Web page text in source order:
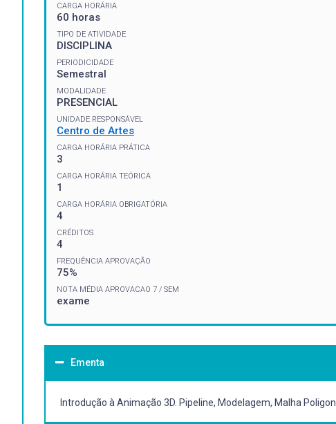
CARGA HORÁRIA
60 horas
TIPO DE ATIVIDADE
DISCIPLINA
PERIODICIDADE
Semestral
MODALIDADE
PRESENCIAL
UNIDADE RESPONSÁVEL
Centro de Artes
CARGA HORÁRIA PRÁTICA
3
CARGA HORÁRIA TEÓRICA
1
CARGA HORÁRIA OBRIGATÓRIA
4
CRÉDITOS
4
FREQUÊNCIA APROVAÇÃO
75%
NOTA MÉDIA APROVACAO 7 / SEM
exame
Ementa
Introdução à Animação 3D. Pipeline, Modelagem, Malha